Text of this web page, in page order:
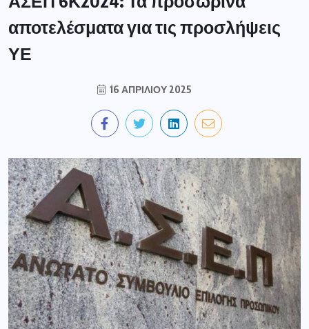
αποτελέσματα για τις προσλήψεις
ΥΕ
16 ΑΠΡΙΛΊΟΥ 2025